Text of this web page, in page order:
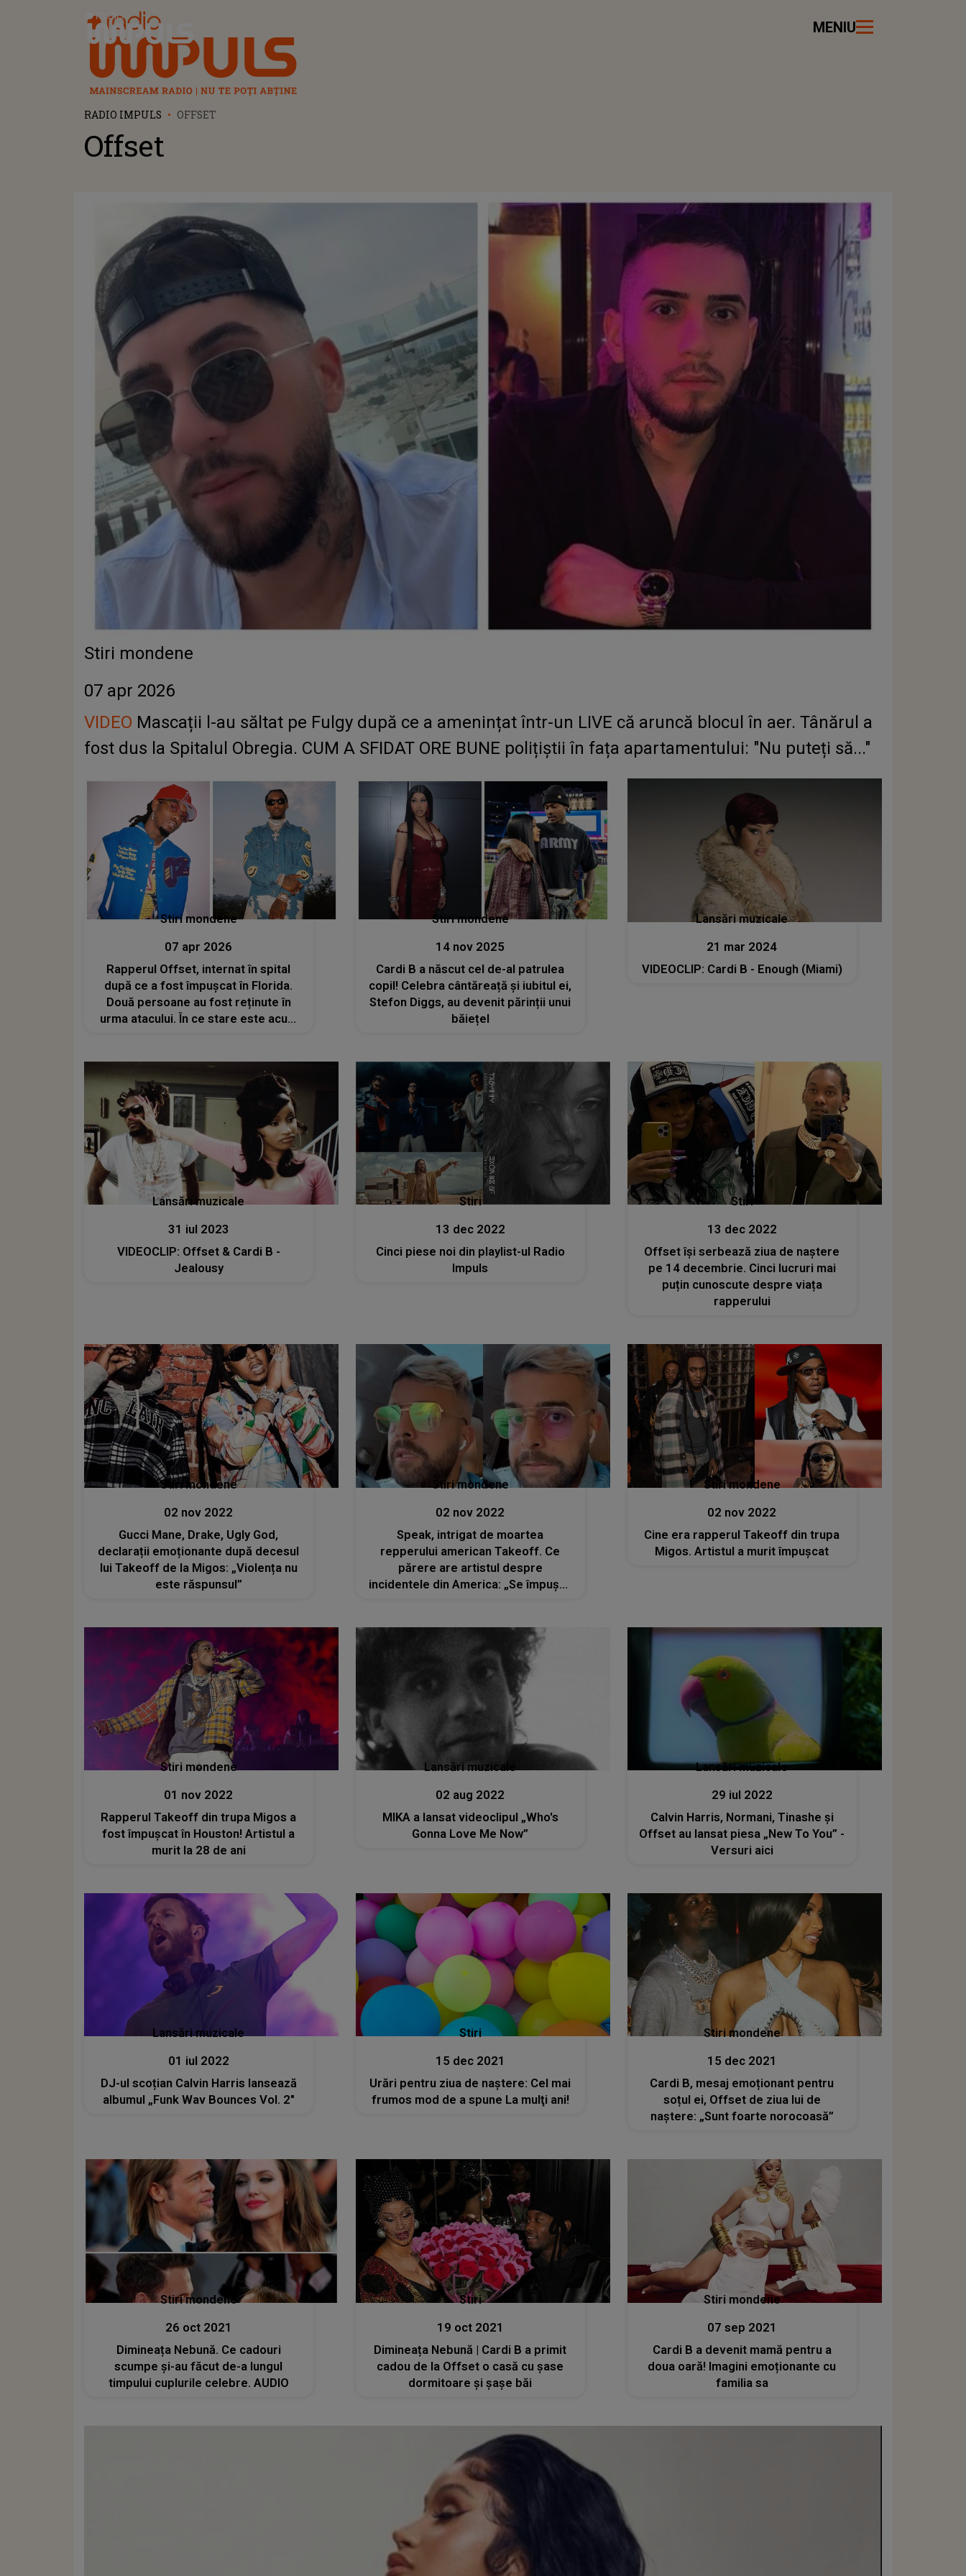
Radio Impuls MENIU
RADIO IMPULS OFFSET
Offset
Stiri mondene
07 apr 2026
VIDEO Mascații l-au săltat pe Fulgy după ce a amenințat într-un LIVE că aruncă blocul în aer. Tânărul a
fost dus la Spitalul Obregia. CUM A SFIDAT ORE BUNE polițiștii în fața apartamentului: "Nu puteți să..."
Stiri mondene
07 apr 2026
Rapperul Offset, internat în spital
după ce a fost împușcat în Florida.
Două persoane au fost reținute în
urma atacului. În ce stare este acum
Stiri mondene
14 nov 2025
Cardi B a născut cel de-al patrulea
copil! Celebra cântăreață și iubitul ei,
Stefon Diggs, au devenit părinții unui
băiețel
Lansări muzicale
21 mar 2024
VIDEOCLIP: Cardi B - Enough (Miami)
Lansări muzicale
31 iul 2023
VIDEOCLIP: Offset & Cardi B -
Jealousy
Stiri
13 dec 2022
Cinci piese noi din playlist-ul Radio
Impuls
Stiri
13 dec 2022
Offset își serbează ziua de naștere
pe 14 decembrie. Cinci lucruri mai
puțin cunoscute despre viața
rapperului
Stiri mondene
02 nov 2022
Gucci Mane, Drake, Ugly God,
declarații emoționante după decesul
lui Takeoff de la Migos: „Violența nu
este răspunsul”
Stiri mondene
02 nov 2022
Speak, intrigat de moartea
repperului american Takeoff. Ce
părere are artistul despre
incidentele din America: „Se împușcă
Stiri mondene
02 nov 2022
Cine era rapperul Takeoff din trupa
Migos. Artistul a murit împușcat
Stiri mondene
01 nov 2022
Rapperul Takeoff din trupa Migos a
fost împușcat în Houston! Artistul a
murit la 28 de ani
Lansări muzicale
02 aug 2022
MIKA a lansat videoclipul „Who's
Gonna Love Me Now”
Lansări muzicale
29 iul 2022
Calvin Harris, Normani, Tinashe și
Offset au lansat piesa „New To You” -
Versuri aici
Lansări muzicale
01 iul 2022
DJ-ul scoțian Calvin Harris lansează
albumul „Funk Wav Bounces Vol. 2"
Stiri
15 dec 2021
Urări pentru ziua de naştere: Cel mai
frumos mod de a spune La mulţi ani!
Stiri mondene
15 dec 2021
Cardi B, mesaj emoționant pentru
soțul ei, Offset de ziua lui de
naștere: „Sunt foarte norocoasă”
Stiri mondene
26 oct 2021
Dimineața Nebună. Ce cadouri
scumpe și-au făcut de-a lungul
timpului cuplurile celebre. AUDIO
Stiri
19 oct 2021
Dimineața Nebună | Cardi B a primit
cadou de la Offset o casă cu şase
dormitoare şi şașe băi
Stiri mondene
07 sep 2021
Cardi B a devenit mamă pentru a
doua oară! Imagini emoționante cu
familia sa